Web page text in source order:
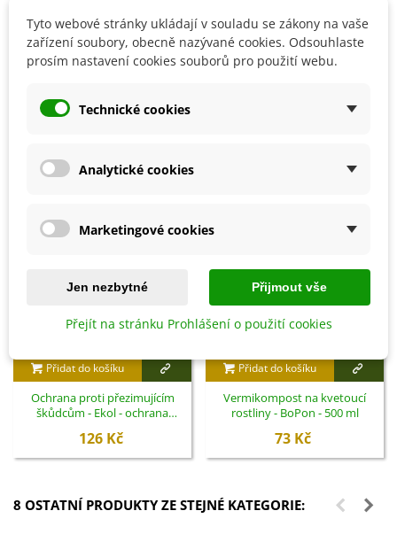
Detaily produktu
SOUVISEJÍCÍ PRODUKTY
Přidat do košíku
Ochrana proti přezimujícím
škůdcům - Ekol - ochrana
126 Kč
Přidat do košíku
Vermikompost na kvetoucí
rostliny - BoPon - 500 ml
73 Kč
8 OSTATNÍ PRODUKTY ZE STEJNÉ KATEGORIE:
Tyto webové stránky ukládají v souladu se zákony na vaše
zařízení soubory, obecně nazývané cookies. Odsouhlaste
prosím nastavení cookies souborů pro použití webu.
Technické cookies
Analytické cookies
Marketingové cookies
Jen nezbytné Přijmout vše
Přejít na stránku Prohlášení o použití cookies